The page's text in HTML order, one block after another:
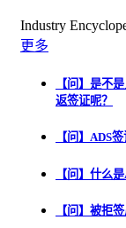
Industry
更多
【问】是不
返签证呢？
【问】ADS
【问】什么
【问】被拒